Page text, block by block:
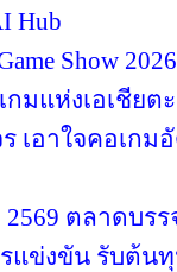
Hub
Game Show
มแห่งเอเชีย
เอาใจคอเก
2569 ตลาดบ
แข่งขัน รับต้น